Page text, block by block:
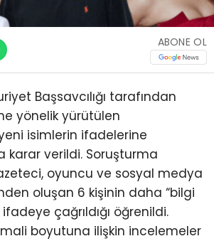
ABONE OL
Başsavcılığı tarafından
yönelik yürütülen
isimlerin ifadelerine
karar verildi. Soruşturma
oyuncu ve sosyal medya
oluşan 6 kişinin daha “bilgi
ifadeye çağrıldığı öğrenildi.
boyutuna ilişkin incelemeler